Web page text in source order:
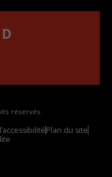
réservés.
Plan du site